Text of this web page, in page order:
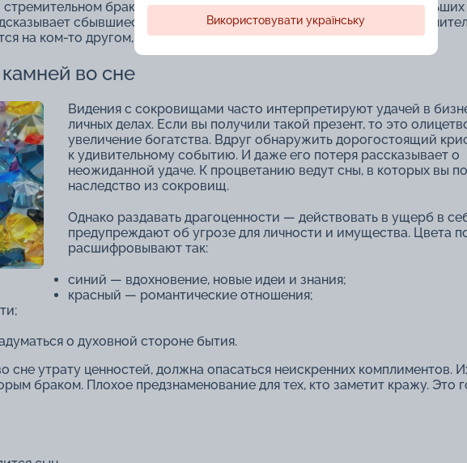
браке, унаследовать его ― о желании добиться больших
сбывшиеся мечты. Носить гарнитур ― предвестник
на ком-то другом, тот станет известным.
во сне
Видения с сокровищами часто интерпретируют удачей в
личных делах. Если вы получили такой презент, то это
увеличение богатства. Вдруг обнаружить дорогостоящий
к удивительному событию. И даже его потеря рассказывает о
неожиданной удаче. К процветанию ведут сны, в которых вы
наследство из сокровищ.
Однако раздавать драгоценности ― действовать в ущерб в
предупреждают об угрозе для личности и имущества. Цвета
расшифровывают так:
синий ― вдохновение, новые идеи и знания;
красный ― романтические отношения;
о духовной стороне бытия.
сне утрату ценностей, должна опасаться неискренних комплиментов.
браком. Плохое предзнаменование для тех, кто заметит кражу. Это
Використовувати українську